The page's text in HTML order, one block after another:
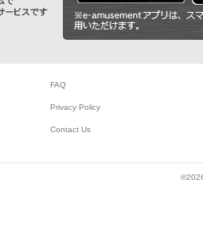
FAQ
Privacy Policy
Contact Us